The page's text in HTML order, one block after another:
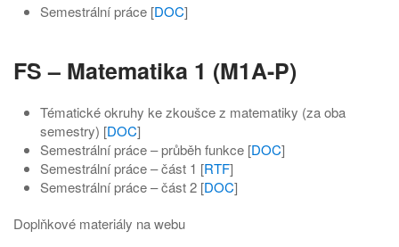
Semestrální práce [DOC]
FS – Matematika 1 (M1A-P)
Tématické okruhy ke zkoušce z matematiky (za oba
semestry) [DOC]
Semestrální práce – průběh funkce [DOC]
Semestrální práce – část 1 [RTF]
Semestrální práce – část 2 [DOC]
Doplňkové materiály na webu